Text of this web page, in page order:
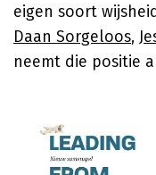
eigen soort
Daan Sorgeloos,
neemt die positie